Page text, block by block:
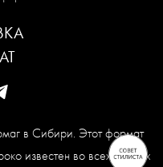
в Сибири. Этот формат
известен во всех модных